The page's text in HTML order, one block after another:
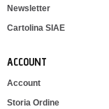
Newsletter
Cartolina SIAE
ACCOUNT
Account
Storia Ordine